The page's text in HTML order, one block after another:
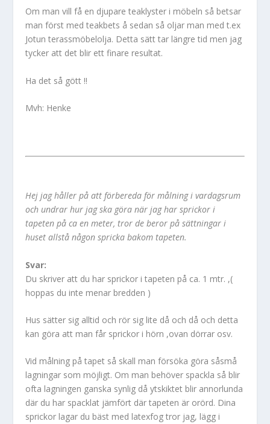
Om man vill få en djupare teaklyster i möbeln så betsar
man först med teakbets å sedan så oljar man med t.ex
Jotun terassmöbelolja. Detta sätt tar längre tid men jag
tycker att det blir ett finare resultat.
Ha det så gött !!
Mvh: Henke
Hej jag håller på att förbereda för målning i vardagsrum
och undrar hur jag ska göra när jag har sprickor i
tapeten på ca en meter, tror de beror på sättningar i
huset allstå någon spricka bakom tapeten.
Svar:
Du skriver att du har sprickor i tapeten på ca. 1 mtr. ,(
hoppas du inte menar bredden )
Hus sätter sig alltid och rör sig lite då och då och detta
kan göra att man får sprickor i hörn ,ovan dörrar osv.
Vid målning på tapet så skall man försöka göra såsmå
lagningar som möjligt. Om man behöver spackla så blir
ofta lagningen ganska synlig då ytskiktet blir annorlunda
där du har spacklat jämfört där tapeten är orörd. Dina
sprickor lagar du bäst med latexfog tror jag, lägg i